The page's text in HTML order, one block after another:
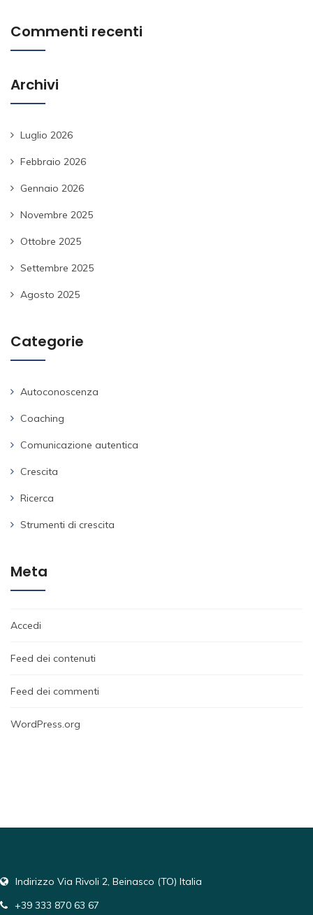
Commenti recenti
Archivi
Luglio 2026
Febbraio 2026
Gennaio 2026
Novembre 2025
Ottobre 2025
Settembre 2025
Agosto 2025
Categorie
Autoconoscenza
Coaching
Comunicazione autentica
Crescita
Ricerca
Strumenti di crescita
Meta
Accedi
Feed dei contenuti
Feed dei commenti
WordPress.org
Indirizzo Via Rivoli 2, Beinasco (TO) Italia
+39 333 870 63 67